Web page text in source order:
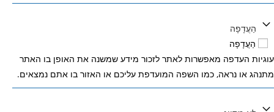
הַעֲדָפָה
הַעֲדָפָה
עוגיות העדפה מאפשרות לאתר לזכור מידע שמשנה את האופן בו האתר
מתנהג או נראה, כמו השפה המועדפת עליכם או האזור בו אתם נמצאים.